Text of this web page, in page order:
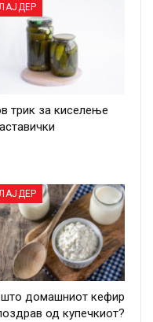
трик за киселење
домашниот кефир
од купечкиот?